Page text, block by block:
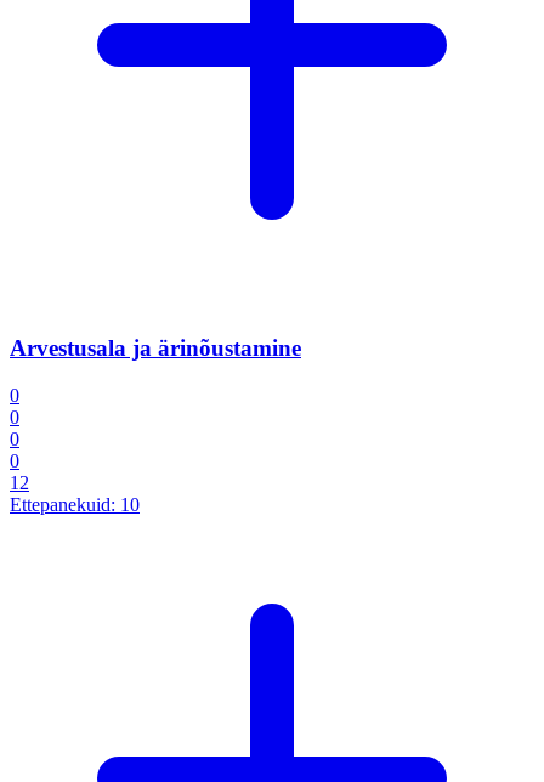
Arvestusala ja ärinõustamine
0
0
0
0
12
Ettepanekuid: 10